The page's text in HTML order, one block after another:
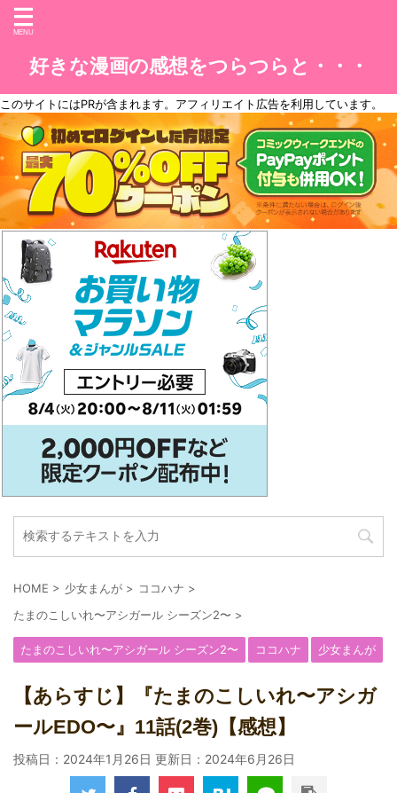
好きな漫画の感想をつらつらと・・・
このサイトにはPRが含まれます。アフィリエイト広告を利用しています。
HOME > 少女まんが > ココハナ >
たまのこしいれ〜アシガール シーズン2〜 >
たまのこしいれ〜アシガール シーズン2〜 ココハナ 少女まんが
【あらすじ】『たまのこしいれ〜アシガ
ールEDO〜』11話(2巻)【感想】
投稿日：2024年1月26日 更新日： 2024年6月26日